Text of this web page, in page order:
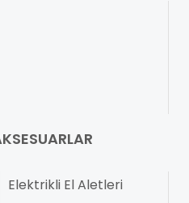
Elektrikli El Aletleri